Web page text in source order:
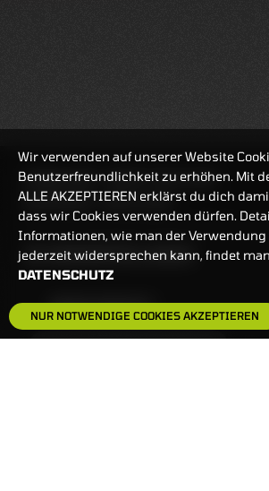
BANKEINSTELLUNGEN
HÄUFIG GESUCHT:
HANDELSZEIT
MO-FR: 7:30-23 UHR
ZERTIFIKATE
8:00-22 UHR
Wir verwenden auf unserer Website
Benutzerfreundlichkeit zu erhöhen. Mit
ALLE AKZEPTIEREN erklärst du dich
dass wir Cookies verwenden dürfen.
Informationen, wie man der Verwendung
jederzeit widersprechen kann, findet
DATENSCHUTZ
NUR NOTWENDIGE COOKIES AKZEPTIEREN